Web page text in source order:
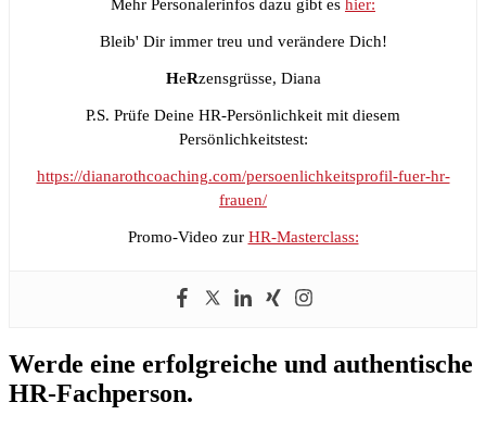
Mehr Personalerinfos dazu gibt es hier:
Bleib' Dir immer treu und verändere Dich!
HeRzensgrüsse, Diana
P.S. Prüfe Deine HR-Persönlichkeit mit diesem
Persönlichkeitstest:
https://dianarothcoaching.com/persoenlichkeitsprofil-fuer-hr-
frauen/
Promo-Video zur HR-Masterclass:
Werde eine erfolgreiche und authentische
HR-Fachperson.